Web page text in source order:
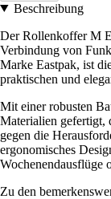
Beschreibung
Der Rollenkoffer M
Verbindung von
Marke Eastpak, ist
praktischen und
Mit einer robusten
Materialien gefertigt,
gegen die
ergonomisches
Wochenendausflüge
Zu den